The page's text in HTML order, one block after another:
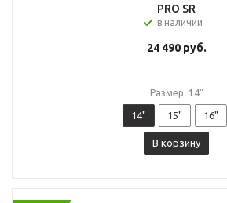
PRO SR
в наличии
24 490руб.
Размер: 14"
14" 15" 16"
В корзину